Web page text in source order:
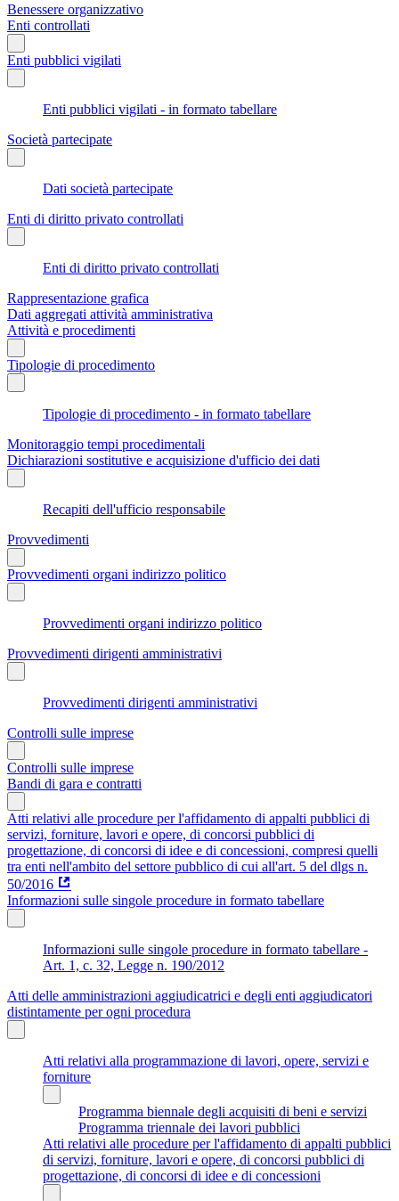
Benessere organizzativo
Enti controllati
Enti pubblici vigilati
Enti pubblici vigilati - in formato tabellare
Società partecipate
Dati società partecipate
Enti di diritto privato controllati
Enti di diritto privato controllati
Rappresentazione grafica
Dati aggregati attività amministrativa
Attività e procedimenti
Tipologie di procedimento
Tipologie di procedimento - in formato tabellare
Monitoraggio tempi procedimentali
Dichiarazioni sostitutive e acquisizione d'ufficio dei dati
Recapiti dell'ufficio responsabile
Provvedimenti
Provvedimenti organi indirizzo politico
Provvedimenti organi indirizzo politico
Provvedimenti dirigenti amministrativi
Provvedimenti dirigenti amministrativi
Controlli sulle imprese
Controlli sulle imprese
Bandi di gara e contratti
Atti relativi alle procedure per l'affidamento di appalti pubblici di
servizi, forniture, lavori e opere, di concorsi pubblici di
progettazione, di concorsi di idee e di concessioni, compresi quelli
tra enti nell'ambito del settore pubblico di cui all'art. 5 del dlgs n.
50/2016
Informazioni sulle singole procedure in formato tabellare
Informazioni sulle singole procedure in formato tabellare -
Art. 1, c. 32, Legge n. 190/2012
Atti delle amministrazioni aggiudicatrici e degli enti aggiudicatori
distintamente per ogni procedura
Atti relativi alla programmazione di lavori, opere, servizi e
forniture
Programma biennale degli acquisiti di beni e servizi
Programma triennale dei lavori pubblici
Atti relativi alle procedure per l'affidamento di appalti pubblici
di servizi, forniture, lavori e opere, di concorsi pubblici di
progettazione, di concorsi di idee e di concessioni